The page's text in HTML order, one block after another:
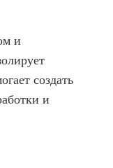
и
создать
и